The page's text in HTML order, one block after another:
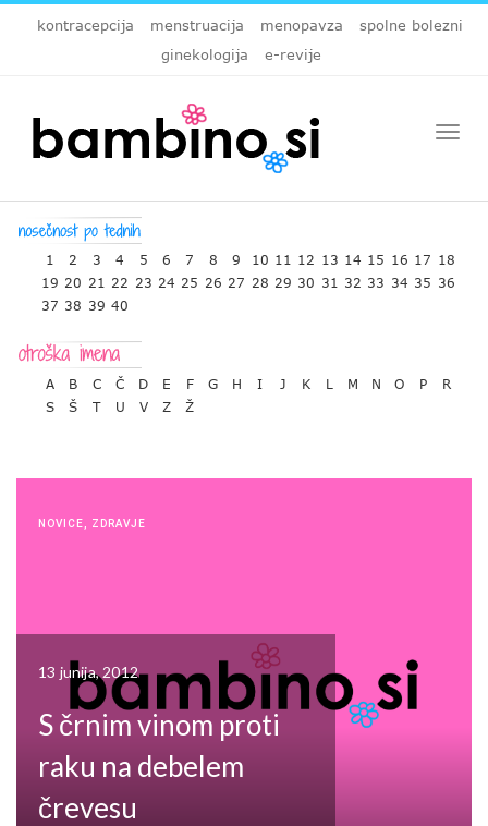
kontracepcija menstruacija menopavza
spolne bolezni
ginekologija
e-revije
1 2 3 4 5 6 7 8 9 10 11 12 13 14 15 16 17 18
19 20 21 22 23 24 25 26 27 28 29 30 31 32 33 34 35 36
37 38 39 40
A B C Č D E F G H I J K L M N O P
R
S
Š T U V Z Ž
NOVICE ZDRAVJE
13 junija, 2012
S črnim vinom proti
raku na debelem
črevesu